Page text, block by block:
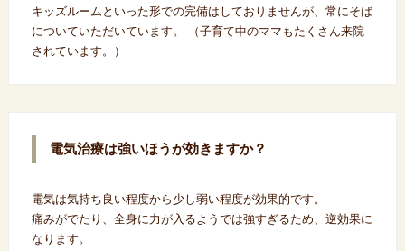
キッズルームといった形での完備はしておりませんが、常にそば
についていただいています。 （子育て中のママもたくさん来院
されています。）
電気治療は強いほうが効きますか？
電気は気持ち良い程度から少し弱い程度が効果的です。
痛みがでたり、全身に力が入るようでは強すぎるため、逆効果に
なります。